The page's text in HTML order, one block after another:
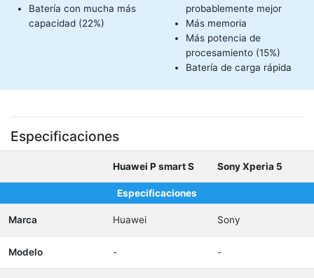
Batería con mucha más
capacidad (22%)
probablemente mejor
Más memoria
Más potencia de
procesamiento (15%)
Batería de carga rápida
Especificaciones
Huawei P smart S Sony Xperia 5
Especificaciones
Marca Huawei Sony
Modelo - -